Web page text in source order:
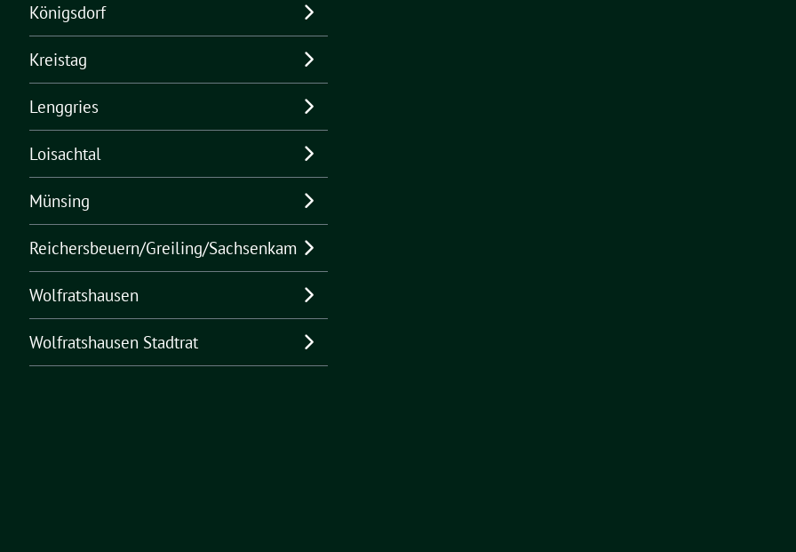
Königsdorf
Kreistag
Lenggries
Loisachtal
Münsing
Reichersbeuern/Greiling/Sachsenkam
Wolfratshausen
Wolfratshausen Stadtrat